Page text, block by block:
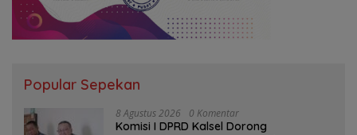
Popular Sepekan
8 Agustus 2026 0 Komentar
Komisi I DPRD Kalsel Dorong